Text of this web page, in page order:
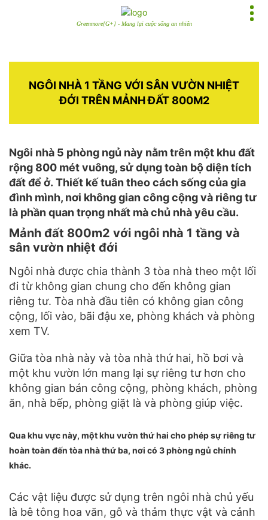
Greenmore[G+] - Mang lại cuộc sống an nhiên
NGÔI NHÀ 1 TẦNG VỚI SÂN VƯỜN NHIỆT
ĐỚI TRÊN MẢNH ĐẤT 800M2
Ngôi nhà 5 phòng ngủ này nằm trên một khu đất
rộng 800 mét vuông, sử dụng toàn bộ diện tích
đất để ở. Thiết kế tuân theo cách sống của gia
đình mình, nơi không gian công cộng và riêng tư
là phần quan trọng nhất mà chủ nhà yêu cầu.
Mảnh đất 800m2 với ngôi nhà 1 tầng và
sân vườn nhiệt đới
Ngôi nhà được chia thành 3 tòa nhà theo một lối
đi từ không gian chung cho đến không gian
riêng tư. Tòa nhà đầu tiên có không gian công
cộng, lối vào, bãi đậu xe, phòng khách và phòng
xem TV.
Giữa tòa nhà này và tòa nhà thứ hai, hồ bơi và
một khu vườn lớn mang lại sự riêng tư hơn cho
không gian bán công cộng, phòng khách, phòng
ăn, nhà bếp, phòng giặt là và phòng giúp việc.
Qua khu vực này, một khu vườn thứ hai cho phép sự riêng tư
hoàn toàn đến tòa nhà thứ ba, nơi có 3 phòng ngủ chính
khác.
Các vật liệu được sử dụng trên ngôi nhà chủ yếu
là bê tông hoa văn, gỗ và thảm thực vật và cảnh